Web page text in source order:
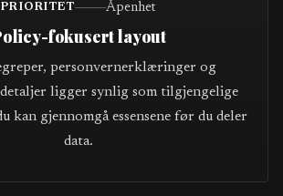
PRIORITET Åpenhet
fokusert layout
personvernerklæringer og
ligger synlig som tilgjengelige
kan gjennomgå essensene før du deler
data.